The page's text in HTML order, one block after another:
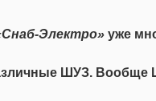
Электро» уже
ШУЗ. Вообще